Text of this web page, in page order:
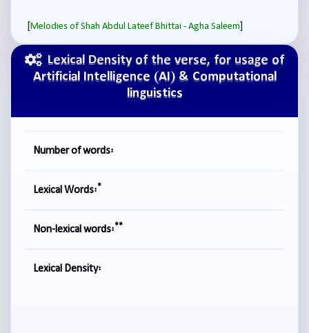
Lexical Density of the verse, for usage of
Artificial Intelligence (AI) & Computational
linguistics
Number of words:
Lexical Words:*
Non-lexical words:**
Lexical Density:
[Melodies of Shah Abdul Lateef Bhittai - Agha Saleem